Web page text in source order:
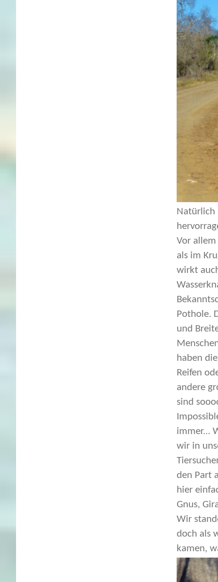
Natürlich
Vor
als im
wirkt
Pothole.
und
haben
Reifen
andere
sind
immer...
wir in
den Part
hier
Gnus,
Wir
doch als
kamen,